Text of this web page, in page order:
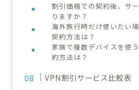
割引価格での契約後、サ
りますか？
海外旅行時だけ使いたい
契約方法は？
家族で複数デバイスを使
約方法は？
VPN割引サービス比較表